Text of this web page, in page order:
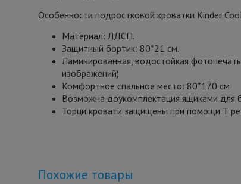
Особенности подростковой кроватки Kinder
Материал: ЛДСП.
Защитный бортик: 80*21 см.
Ламинированная, водостойкая
изображений)
Комфортное спальное место: 80*170 см
Возможна доукомплектация ящиками для
Торци кровати защищены при помощи Т
Похожие товары